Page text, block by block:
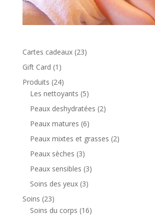
Cartes cadeaux 2323
Gift Card 1 1
produit
Produits 2424
produits
Les nettoyants 55
produits
Peaux deshydratées 22
Peaux matures 66
produits
Peaux mixtes et grasses 22
Peaux sèches 33
produits
Peaux sensibles 33
Soins des yeux 33
Soins 2323
produits
Soins du corps 1616